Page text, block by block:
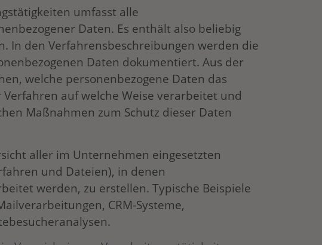
umfasst alle
Daten. Es enthält also beliebig
In den Verfahrensbeschreibungen werden die
Daten dokumentiert. Aus der
welche personenbezogene Daten das
auf welche Weise verarbeitet und
Maßnahmen zum Schutz dieser Daten
aller im Unternehmen eingesetzten
und Dateien), in denen
werden, zu erstellen. Typische Beispiele
CRM-Systeme,